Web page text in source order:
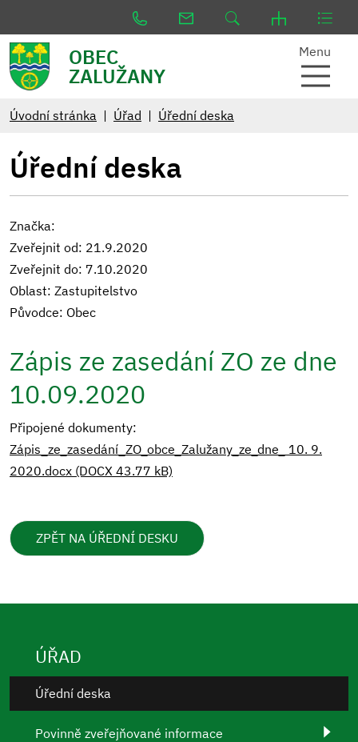
OBEC
ZALUŽANY
Menu
Úvodní stránka Úřad Úřední deska
Úřední deska
Značka:
Zveřejnit od: 21.9.2020
Zveřejnit do: 7.10.2020
Oblast: Zastupitelstvo
Původce: Obec
Zápis ze zasedání ZO ze dne
10.09.2020
Připojené dokumenty:
Zápis_ze_zasedání_ZO_obce_Zalužany_ze_dne_ 10. 9.
2020.docx (DOCX 43.77 kB)
ZPĚT NA ÚŘEDNÍ DESKU
ÚŘAD
Úřední deska
Povinně zveřejňované informace